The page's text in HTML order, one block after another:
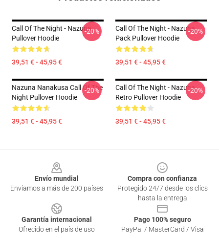
Call Of The Night - Nazuna
Pullover Hoodie
39,51 € - 45,95 €
-20%
Call Of The Night - Nazuna
Pack Pullover Hoodie
39,51 € - 45,95 €
-20%
Nazuna Nanakusa Call Of The
Night Pullover Hoodie
39,51 € - 45,95 €
-20%
Call Of The Night - Nazuna
Retro Pullover Hoodie
39,51 € - 45,95 €
-20%
Envío mundial
Enviamos a más de 200 países
Compra con confianza
Protegido 24/7 desde los clics
hasta la entrega
Garantía internacional
Ofrecido en el país de uso
Pago 100% seguro
PayPal / MasterCard / Visa